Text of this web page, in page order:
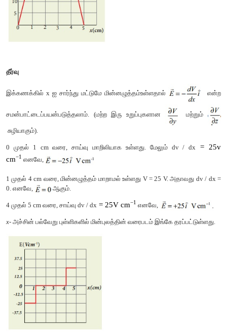
எடுத்துக்காட்டு 1.14
x-ஆயத்தொலைவின் சார்பாக மட்டும் குறிக்கப்படும்
இக்கணக்கில் x ஐ சார்ந்து மட்டுமே மின்னழுத்தம்உள்ளதால்
சமன்பாட்டைப்பயன்படுத்தலாம். (மற்ற இரு உறுப்புகளான
சுழியாகும்).
0 முதல் 1 cm வரை, சாய்வு மாறிலியாக உள்ளது. மேலும்